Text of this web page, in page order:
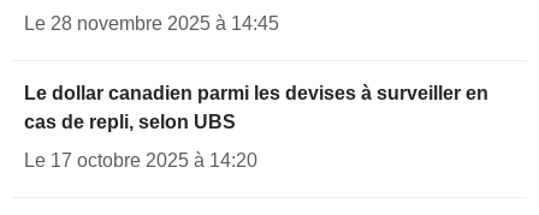
Le 28 novembre 2025 à 14:45
Le dollar canadien parmi les devises à surveiller en
cas de repli, selon UBS
Le 17 octobre 2025 à 14:20